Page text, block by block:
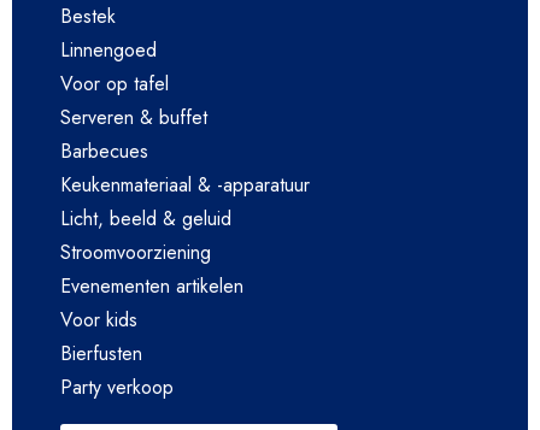
Bestek
Linnengoed
Voor op tafel
Serveren & buffet
Barbecues
Keukenmateriaal & -apparatuur
Licht, beeld & geluid
Stroomvoorziening
Evenementen artikelen
Voor kids
Bierfusten
Party verkoop